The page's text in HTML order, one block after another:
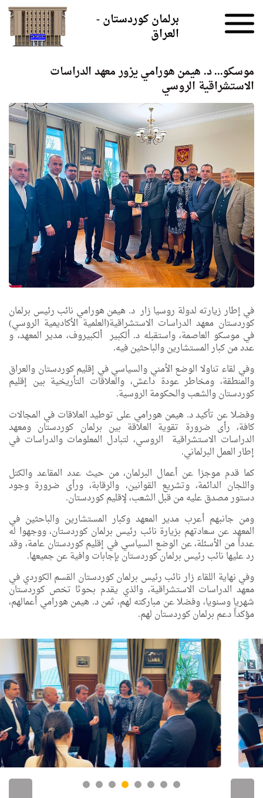
برلمان كوردستان -
العراق
موسكو... د. هيمن هورامي يزور معهد الدراسات
الاستشراقية الروسي
في إطار زيارته لدولة روسيا زار د. هيمن هورامي نائب رئيس برلمان
كوردستان معهد الدراسات الاستشراقية(العلمية الأكاديمية الروسي)
في موسكو العاصمة، واستقبله د. ألكبير ألكبيروف، مدير المعهد، و
عدد من كبار المستشارين والباحثين فيه.
وفي لقاء تناولا الوضع الأمني والسياسي في إقليم كوردستان والعراق
والمنطقة، ومخاطر عودة داعش، والعلاقات التأريخية بين إقليم
كوردستان والشعب والحكومة الروسية.
وفضلا عن تأكيد د. هيمن هورامي على توطيد العلاقات في المجالات
كافة، رأى ضرورة تقوية العلاقة بين برلمان كوردستان ومعهد
الدراسات الاستشراقية الروسي، لتبادل المعلومات والدراسات في
إطار العمل البرلماني.
كما قدم موجزا عن أعمال البرلمان، من حيث عدد المقاعد والكتل
واللجان الدائمة، وتشريع القوانين، والرقابة، ورأى ضرورة وجود
دستور مصدق عليه من قبل الشعب، لإقليم كوردستان.
ومن جانبهم أعرب مدير المعهد وكبار المستشارين والباحثين في
المعهد عن سعادتهم بزيارة نائب رئيس برلمان كوردستان، ووجهوا له
عدداً من الأسئلة، عن الوضع السياسي في إقليم كوردستان عامة، وقد
رد عليها نائب رئيس برلمان كوردستان بإجابات وافية عن جميعها.
وفي نهاية اللقاء زار نائب رئيس برلمان كوردستان القسم الكوردي في
معهد الدراسات الاستشراقية، والذي يقدم بحوثا تخص كوردستان
شهريا وسنويا، وفضلا عن مباركته لهم، ثمن د. هيمن هورامي أعمالهم،
مؤكداً دعم برلمان كوردستان لهم.